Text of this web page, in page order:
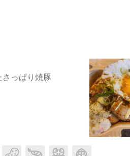
っぱり焼豚